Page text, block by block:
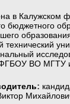
в Калужском
бюджетного
технический
ВО МГТУ